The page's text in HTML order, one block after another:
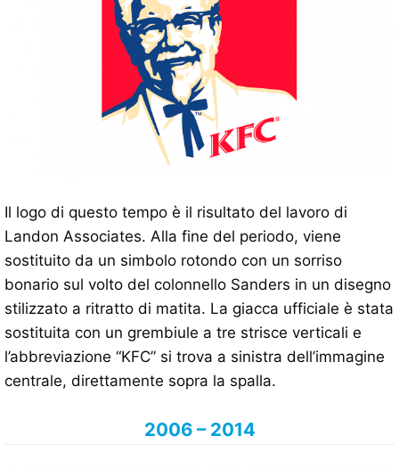
Il logo di questo tempo è il risultato del lavoro di
Landon Associates. Alla fine del periodo, viene
sostituito da un simbolo rotondo con un sorriso
bonario sul volto del colonnello Sanders in un disegno
stilizzato a ritratto di matita. La giacca ufficiale è stata
sostituita con un grembiule a tre strisce verticali e
l’abbreviazione “KFC” si trova a sinistra dell’immagine
centrale, direttamente sopra la spalla.
2006 – 2014